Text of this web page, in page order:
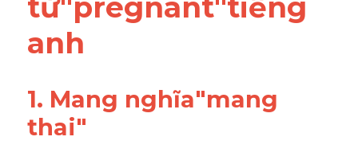
Đề thi thật Task 1
Adv
Cách dùng từ
Từ vựng theo tiền tố
từ"pregnant"tiếng
anh
1. Mang nghĩa"mang
thai"